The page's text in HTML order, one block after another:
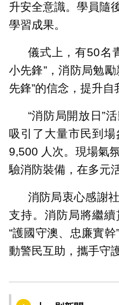
升安全意識。學員隨
學習成果。
儀式上，有50名
小先鋒”，消防局勉
先鋒”的信念，提升自
“消防局開放日”
吸引了大量市民到
9,500 人次。現場氣
驗消防裝備，在多元
消防局衷心感謝
支持。消防局將繼
“護國守澳、忠廉實
動警民互助，攜手守